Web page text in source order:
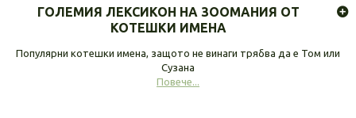
ГОЛЕМИЯ ЛЕКСИКОН НА ЗООМАНИЯ ОТ
КОТЕШКИ ИМЕНА
Популярни котешки имена, защото не винаги трябва да е Том или
Сузана
Повече...